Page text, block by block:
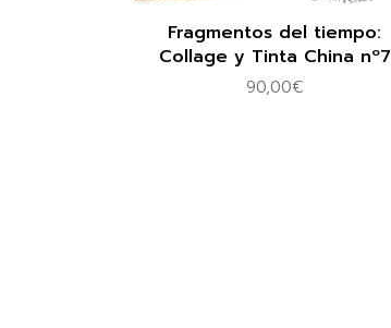
Fragmentos del tiempo:
Collage y Tinta China nº7
90,00€